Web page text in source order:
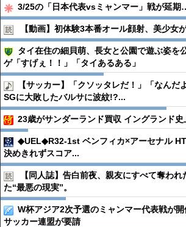
3/25の「日本代表vsミャンマー」戦が延期
【動画】初体験3本番オール顔射、美少女
タイ在住の細貝萌、長女と公園で遊ぶ姿を
ゲ「すげぇ！！」「タイあるある」
【サッカー】「クソッタレだ！」「なんだ
SGに大敗したバルサに波紋!?...
23歳がサンダーランド買収 イングランド
◆UEL◆R32-1st ベンフィカ×アーセナル
決めきれずスコア...
【同人誌】告白前夜、親友にすべて奪わ
た“最悪の現実”。
W杯アジア2次予選のミャンマー代表戦が
サッカー連盟が要請